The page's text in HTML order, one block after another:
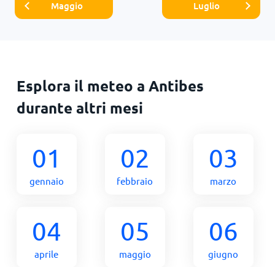
Maggio Luglio
Esplora il meteo a Antibes
durante altri mesi
01
gennaio
02
febbraio
03
marzo
04
aprile
05
maggio
06
giugno